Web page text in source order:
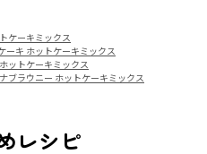
ケーキミックス
ーキ ホットケーキミックス
ットケーキミックス
ブラウニー ホットケーキミックス
レシピ